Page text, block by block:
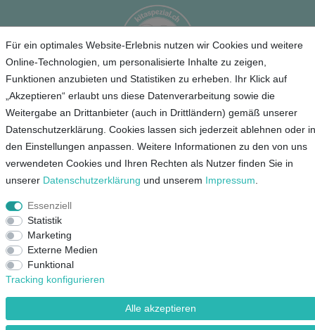
Für ein optimales Website-Erlebnis nutzen wir Cookies und weitere
Online-Technologien, um personalisierte Inhalte zu zeigen,
Funktionen anzubieten und Statistiken zu erheben. Ihr Klick auf
„Akzeptieren“ erlaubt uns diese Datenverarbeitung sowie die
Weitergabe an Drittanbieter (auch in Drittländern) gemäß unserer
Datenschutzerklärung. Cookies lassen sich jederzeit ablehnen oder in
den Einstellungen anpassen. Weitere Informationen zu den von uns
verwendeten Cookies und Ihren Rechten als Nutzer finden Sie in
unserer Daten­schutz­erklärung und unserem Impressum
Essenziell
Statistik
Marketing
Externe Medien
Funktional
Tracking konfigurieren
Alle akzeptieren
Kontakt
Datenschutz
Impressum
© Copyright 2026 Lieblingsshop GmbH | Alle Rechte vorbehalten.